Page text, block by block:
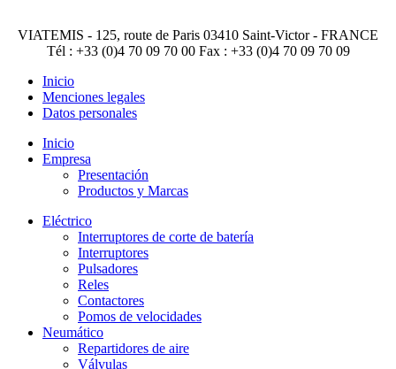
VIATEMIS - 125, route de Paris 03410 Saint-Victor - FRANCE
Tél : +33 (0)4 70 09 70 00 Fax : +33 (0)4 70 09 70 09
Inicio
Menciones legales
Datos personales
Inicio
Empresa
Presentación
Productos y Marcas
Eléctrico
Interruptores de corte de batería
Interruptores
Pulsadores
Reles
Contactores
Pomos de velocidades
Neumático
Repartidores de aire
Válvulas